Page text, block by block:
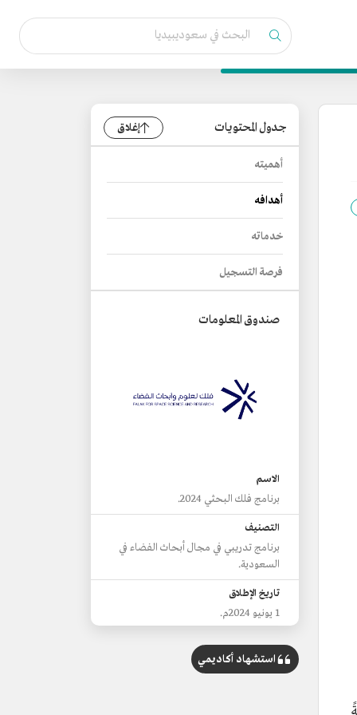
جدول المحتويات إغلاق
أهميته
أهدافه
خدماته
فرصة التسجيل
صندوق المعلومات
الاسم
برنامج فلك البحثي 2024.
التصنيف
برنامج تدريبي في مجال أبحاث الفضاء في
السعودية.
تاريخ الإطلاق
1 يونيو 2024م.
جهة الإطلاق
جمعية فلك لعلوم وأبحاث الفضاء
استشهاد أكاديمي